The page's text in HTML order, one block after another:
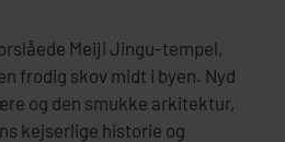
Meiji Jingu-tempel,
frodig skov midt i byen. Nyd
og den smukke arkitektur,
kejserlige historie og